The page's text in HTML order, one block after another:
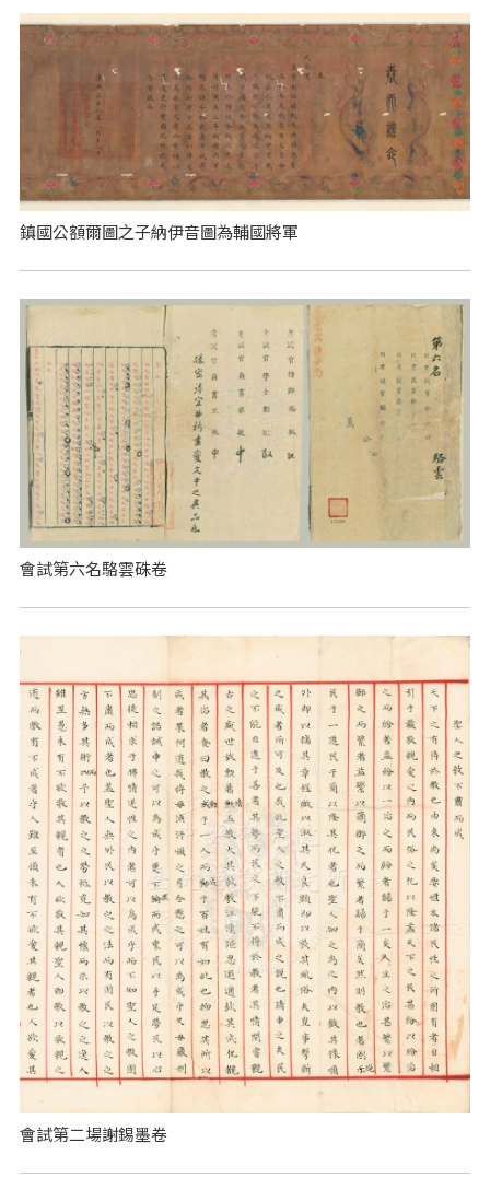
鎮國公額爾圖之子納伊音圖為輔國將軍
會試第六名駱雲硃卷
會試第二場謝錫墨卷